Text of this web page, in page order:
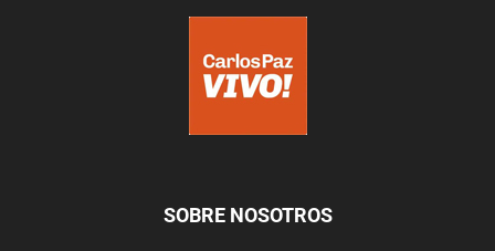
SOBRE NOSOTROS